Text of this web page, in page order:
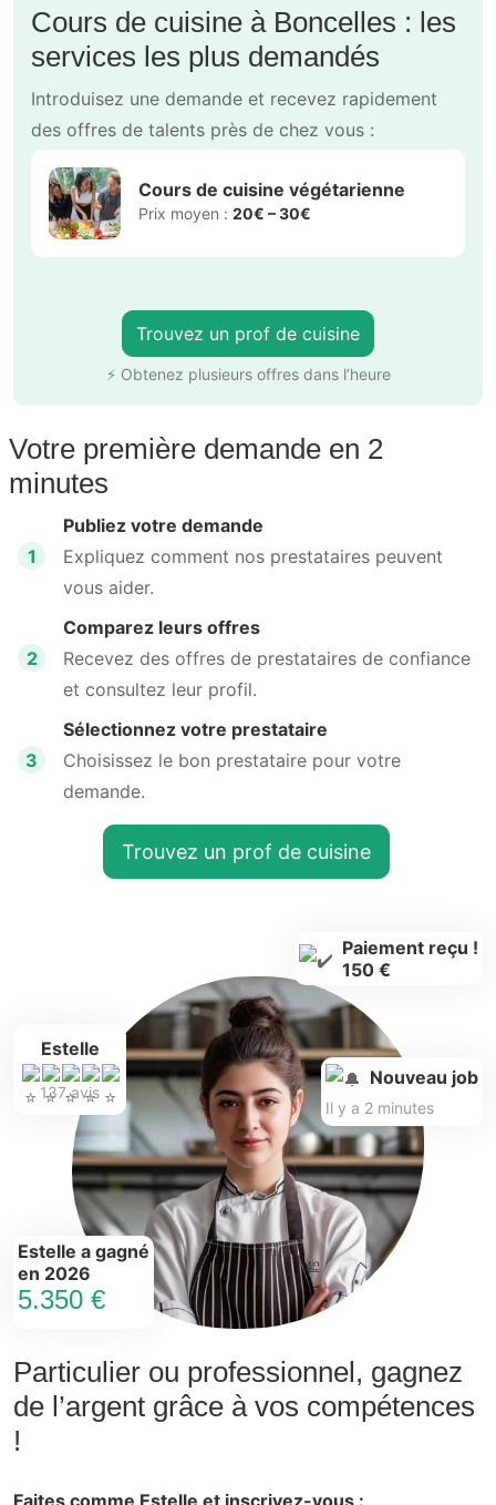
Cours de cuisine à Boncelles : les
services les plus demandés
Introduisez une demande et recevez rapidement
des offres de talents près de chez vous :
Cours de cuisine végétarienne
Prix moyen : 20€ – 30€
Trouvez un prof de cuisine
⚡ Obtenez plusieurs offres dans l’heure
Votre première demande en 2
minutes
1
Publiez votre demande
Expliquez comment nos prestataires peuvent
vous aider.
2
Comparez leurs offres
Recevez des offres de prestataires de confiance
et consultez leur profil.
3
Sélectionnez votre prestataire
Choisissez le bon prestataire pour votre
demande.
Trouvez un prof de cuisine
Particulier ou professionnel, gagnez
de l’argent grâce à vos compétences
!
Faites comme Estelle et inscrivez-vous :
Estelle
137 avis
Estelle a gagné
en 2026
5.350 €
Paiement reçu !
150 €
Nouveau job
Il y a 2 minutes